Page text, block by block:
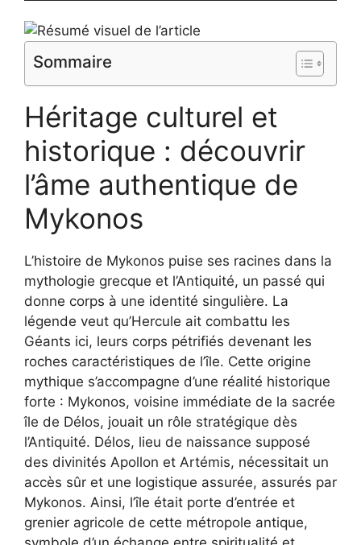
Sommaire
Héritage culturel et
historique : découvrir
l’âme authentique de
Mykonos
L’histoire de Mykonos puise ses racines dans la
mythologie grecque et l’Antiquité, un passé qui
donne corps à une identité singulière. La
légende veut qu’Hercule ait combattu les
Géants ici, leurs corps pétrifiés devenant les
roches caractéristiques de l’île. Cette origine
mythique s’accompagne d’une réalité historique
forte : Mykonos, voisine immédiate de la sacrée
île de Délos, jouait un rôle stratégique dès
l’Antiquité. Délos, lieu de naissance supposé
des divinités Apollon et Artémis, nécessitait un
accès sûr et une logistique assurée, assurés par
Mykonos. Ainsi, l’île était porte d’entrée et
grenier agricole de cette métropole antique,